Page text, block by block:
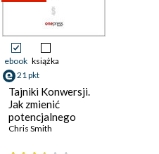
Jessie Stricchiola
ebook książka
21 pkt
Tajniki Konwersji.
Jak zmienić
potencjalnego
klienta w
Chris Smith